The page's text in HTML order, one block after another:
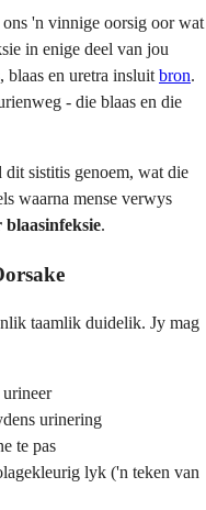
'n vinnige oorsig oor wat
in enige deel van jou
blaas en uretra insluit bron.
- die blaas en die
sistitis genoem, wat die
waarna mense verwys
.
taamlik duidelik. Jy mag
urinering
te pas
lyk ('n teken van